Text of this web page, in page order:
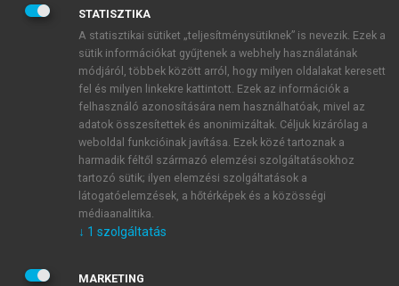
BELÉPÉS SAJÁT FIÓKKAL
ÚJ FIÓK LÉTREHOZÁSA
1 óra díjmentes hozzáférés
E-MAIL-CÍM
JELSZÓ
STATISZTIKA
A statisztikai sütiket „teljesítménysütiknek” is nevezik. Ezek a
sütik információkat gyűjtenek a webhely használatának
módjáról, többek között arról, hogy milyen oldalakat keresett
fel és milyen linkekre kattintott. Ezek az információk a
felhasználó azonosítására nem használhatóak, mivel az
adatok összesítettek és anonimizáltak. Céljuk kizárólag a
weboldal funkcióinak javítása. Ezek közé tartoznak a
harmadik féltől származó elemzési szolgáltatásokhoz
tartozó sütik; ilyen elemzési szolgáltatások a
látogatóelemzések, a hőtérképek és a közösségi
médiaanalitika.
↓ 1 szolgáltatás
MARKETING